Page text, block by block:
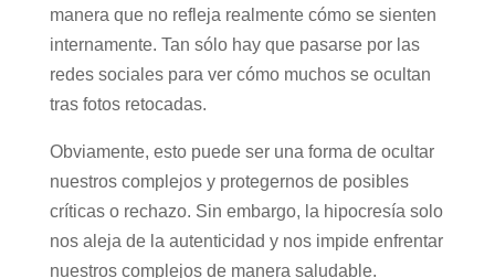
manera que no refleja realmente cómo se sienten
internamente. Tan sólo hay que pasarse por las
redes sociales para ver cómo muchos se ocultan
tras fotos retocadas.
Obviamente, esto puede ser una forma de ocultar
nuestros complejos y protegernos de posibles
críticas o rechazo. Sin embargo, la hipocresía solo
nos aleja de la autenticidad y nos impide enfrentar
nuestros complejos de manera saludable.